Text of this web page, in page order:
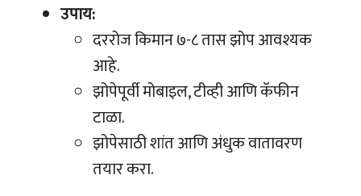
उपाय:
दररोज किमान ७-८ तास झोप आवश्यक
आहे.
झोपेपूर्वी मोबाइल, टीव्ही आणि कॅफीन
टाळा.
झोपेसाठी शांत आणि अंधुक वातावरण
तयार करा.